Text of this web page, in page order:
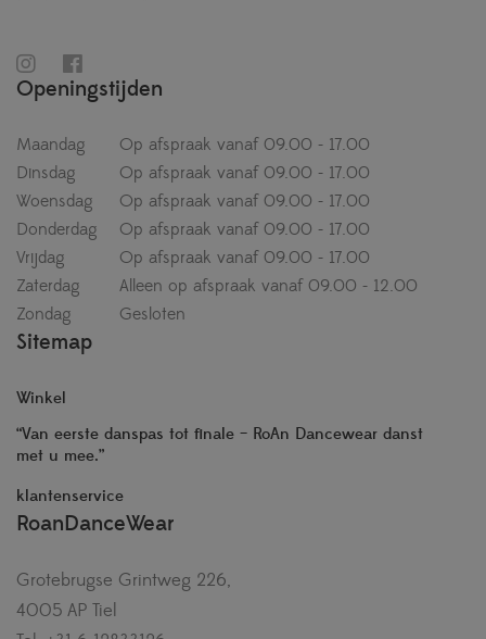
Openingstijden
Maandag
Op afspraak vanaf 09.00 - 17.00
Dinsdag
Op afspraak vanaf 09.00 - 17.00
Woensdag
Op afspraak vanaf 09.00 - 17.00
Donderdag
Op afspraak vanaf 09.00 - 17.00
Vrijdag
Op afspraak vanaf 09.00 - 17.00
Zaterdag
Alleen op afspraak vanaf 09.00 - 12.00
Zondag
Gesloten
Sitemap
Winkel
“Van eerste danspas tot finale – RoAn Dancewear danst
met u mee.”
klantenservice
RoanDanceWear
Grotebrugse Grintweg 226,
4005 AP Tiel